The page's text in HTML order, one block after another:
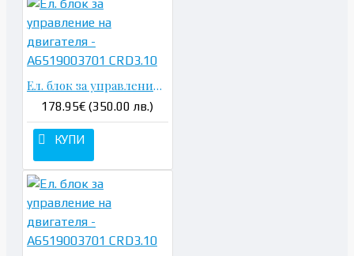
Ел. блок за управление на двигателя - A6519003701 CRD3.10
178.95€ (350.00 лв.)
КУПИ